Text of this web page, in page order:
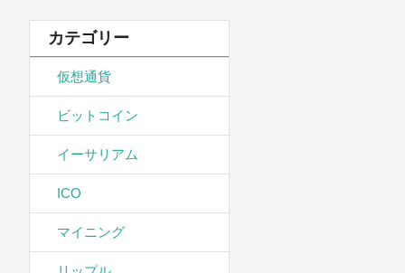
カテゴリー
仮想通貨
ビットコイン
イーサリアム
ICO
マイニング